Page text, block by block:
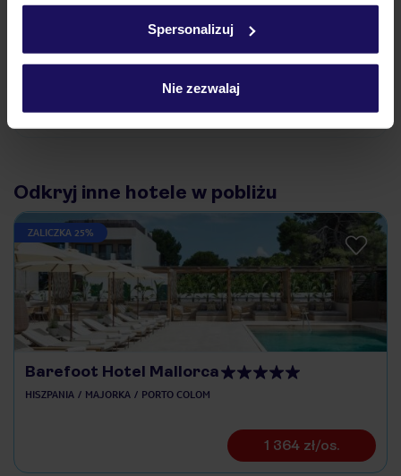
Spersonalizuj
Nie zezwalaj
Jak zmienić uczestników/osobę zgłaszającą?
Czy w Hotelu będzie przedstawiciel TUI?
Na jakiej podstawie i gdzie otrzymam karty
pokładowe/bilety lotnicze?
Odkryj inne hotele w pobliżu
ZALICZKA 25%
Barefoot Hotel Mallorca
HISZPANIA MAJORKA PORTO COLOM
1 364 zł/os.